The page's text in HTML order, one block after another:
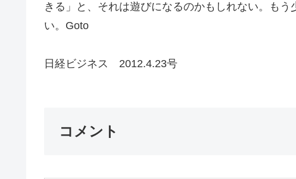
きる」と、それは遊びになるのかもしれない。も
い。Goto
日経ビジネス 2012.4.23号
コメント